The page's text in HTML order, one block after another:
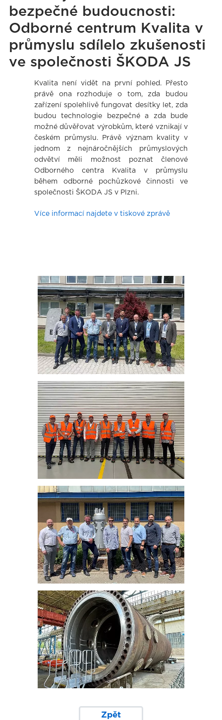
bezpečné budoucnosti:
Odborné centrum Kvalita v
průmyslu sdílelo zkušenosti
ve společnosti ŠKODA JS
Kvalita není vidět na první pohled. Přesto
právě ona rozhoduje o tom, zda budou
zařízení spolehlivě fungovat desítky let, zda
budou technologie bezpečné a zda bude
možné důvěřovat výrobkům, které vznikají v
českém průmyslu. Právě význam kvality v
jednom z nejnáročnějších průmyslových
odvětví měli možnost poznat členové
Odborného centra Kvalita v průmyslu
během odborné pochůzkové činnosti ve
společnosti ŠKODA JS v Plzni.
Více informací najdete v tiskové zprávě
Zpět